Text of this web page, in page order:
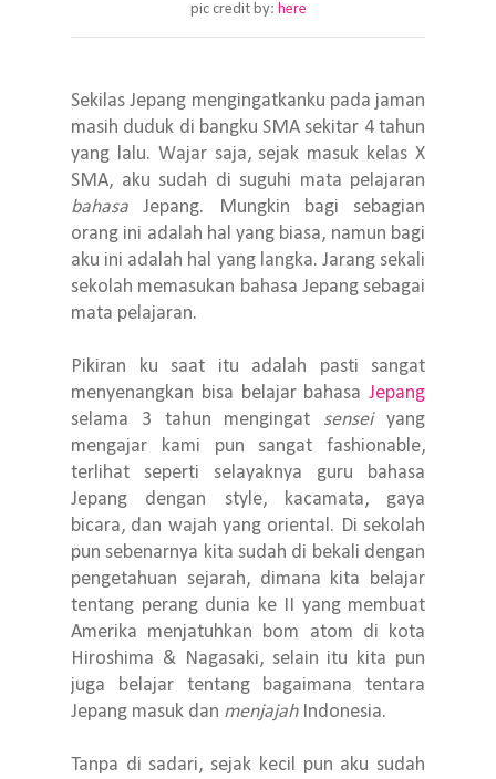
pic credit by: here
Sekilas Jepang mengingatkanku pada jaman
masih duduk di bangku SMA sekitar 4 tahun
yang lalu. Wajar saja, sejak masuk kelas X
SMA, aku sudah di suguhi mata pelajaran
bahasa Jepang. Mungkin bagi sebagian
orang ini adalah hal yang biasa, namun bagi
aku ini adalah hal yang langka. Jarang sekali
sekolah memasukan bahasa Jepang sebagai
mata pelajaran.
Pikiran ku saat itu adalah pasti sangat
menyenangkan bisa belajar bahasa Jepang
selama 3 tahun mengingat senseiyang
mengajar kami pun sangat fashionable,
terlihat seperti selayaknya guru bahasa
Jepang dengan style, kacamata, gaya
bicara, dan wajah yang oriental. Di sekolah
pun sebenarnya kita sudah di bekali dengan
pengetahuan sejarah, dimana kita belajar
tentang perang dunia ke II yang membuat
Amerika menjatuhkan bom atom di kota
Hiroshima & Nagasaki, selain itu kita pun
juga belajar tentang bagaimana tentara
Jepang masuk dan menjajahIndonesia.
Tanpa di sadari, sejak kecil pun aku sudah